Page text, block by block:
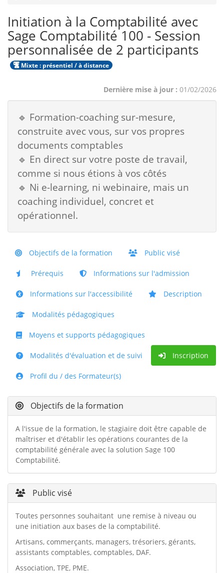
Initiation à la Comptabilité avec
Sage Comptabilité 100 - Session
personnalisée de 2 participants
Mixte : présentiel / à distance
Dernière mise à jour : 01/02/2026
🔹 Formation-coaching sur-mesure,
construite avec vous, sur vos propres
documents comptables
🔹 En direct sur votre poste de travail,
comme si nous étions à vos côtés
🔹 Ni e-learning, ni webinaire, mais un
coaching individuel, concret et
opérationnel.
Objectifs de la formation Public visé
Prérequis Informations sur l'admission
Informations sur l'accessibilité Description
Modalités pédagogiques
Moyens et supports pédagogiques
Modalités d'évaluation et de suivi Inscription
Profil du / des Formateur(s)
Objectifs de la formation
A l'issue de la formation, le stagiaire doit être capable de
maîtriser et d'établir les opérations courantes de la
comptabilité générale avec la solution Sage 100
Comptabilité.
Public visé
Toutes personnes souhaitant une remise à niveau ou
une initiation aux bases de la comptabilité.
Artisans, commerçants, managers, trésoriers, gérants,
assistants comptables, comptables, DAF.
Association, TPE, PME.